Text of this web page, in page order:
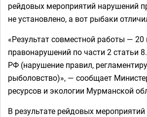
рейдовых мероприятий нарушений
не установлено, а вот рыбаки
«Результат совместной работы — 20
правонарушений по части 2 статьи
РФ (нарушение правил,
рыболовство)», — сообщает
ресурсов и экологии Мурманской
В результате рейдовых